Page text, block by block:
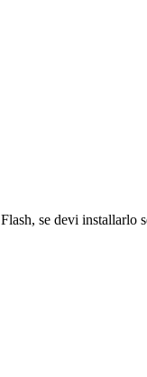
se devi installarlo